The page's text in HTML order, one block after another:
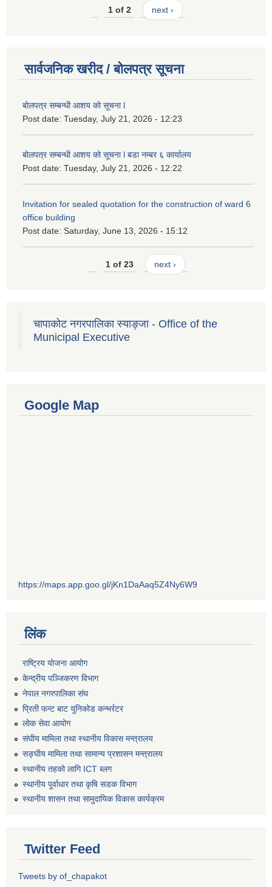
1 of 2 next ›
सार्वजनिक खरीद / बोलपत्र सूचना
बोलपत्र सम्बन्धी आशय को सूचना l
Post date: Tuesday, July 21, 2026 - 12:23
बोलपत्र सम्बन्धी आशय को सूचना l बडा नम्बर ६ कार्यालय
Post date: Tuesday, July 21, 2026 - 12:22
Invitation for sealed quotation for the construction of ward 6
office building
Post date: Saturday, June 13, 2026 - 15:12
1 of 23 next ›
चापाकोट नगरपालिका स्याङ्जा - Office of the
Municipal Executive
Google Map
https://maps.app.goo.gl/jKn1DaAaq5Z4Ny6W9
लिंक
राष्ट्रिय योजना आयोग
केन्द्रीय पञ्जिकरण विभाग
नेपाल नगरपालिका संघ
प्रिती फन्ट बाट युनिकोड कन्भर्रटर
लोक सेवा आयोग
संघीय मामिला तथा स्थानीय विकास मन्त्रालय
सङ्घीय मामिला तथा सामान्य प्रशासन मन्त्रालय
स्थानीय तहको लागि ICT ब्लग
स्थानीय पूर्वाधार तथा कृषि सडक विभाग
स्थानीय शासन तथा सामुदायिक विकास कार्यक्रम
Twitter Feed
Tweets by of_chapakot